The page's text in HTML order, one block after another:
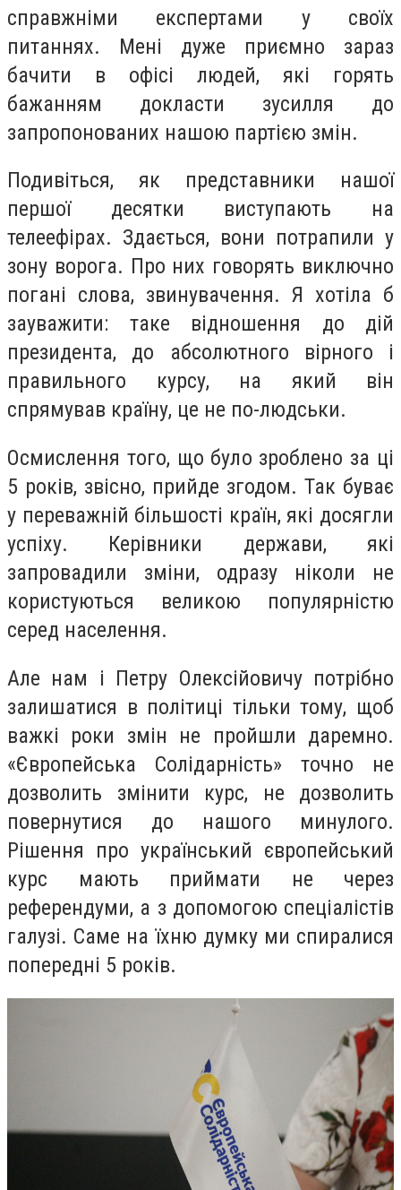
справжніми експертами у своїх
питаннях. Мені дуже приємно зараз
бачити в офісі людей, які горять
бажанням докласти зусилля до
запропонованих нашою партією змін.
Подивіться, як представники нашої
першої десятки виступають на
телеефірах. Здається, вони потрапили у
зону ворога. Про них говорять виключно
погані слова, звинувачення. Я хотіла б
зауважити: таке відношення до дій
президента, до абсолютного вірного і
правильного курсу, на який він
спрямував країну, це не по-людськи.
Осмислення того, що було зроблено за ці
5 років, звісно, прийде згодом. Так буває
у переважній більшості країн, які досягли
успіху. Керівники держави, які
запровадили зміни, одразу ніколи не
користуються великою популярністю
серед населення.
Але нам і Петру Олексійовичу потрібно
залишатися в політиці тільки тому, щоб
важкі роки змін не пройшли даремно.
«Європейська Солідарність» точно не
дозволить змінити курс, не дозволить
повернутися до нашого минулого.
Рішення про український європейський
курс мають приймати не через
референдуми, а з допомогою спеціалістів
галузі. Саме на їхню думку ми спиралися
попередні 5 років.